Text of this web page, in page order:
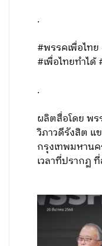
.
#พรรคเพื่อไท
#เพื่อไทยทำได้
.
ผลิตสื่อโดย พร
วิภาวดีรังสิต แ
กรุงเทพมหาน
เวลาที่ปรากฏ